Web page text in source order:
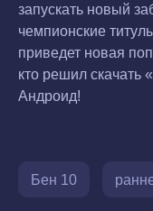
запускать новый
чемпионские
приведет новая
кто решил скачать
Андроид!
Бен 10